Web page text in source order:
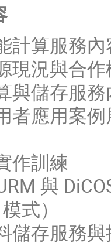
計算服務
現況與合
與儲存服
者應用案
作訓練
與
式）
儲存服務